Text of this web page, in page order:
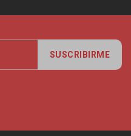
SUSCRIBIRME